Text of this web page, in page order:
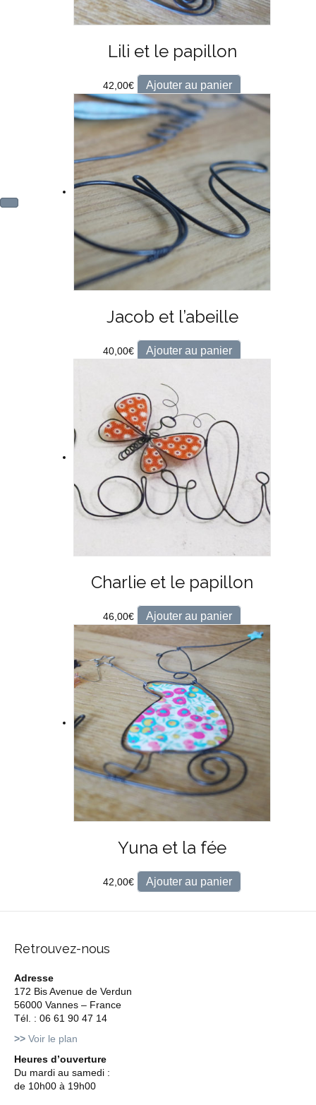
Lili et le papillon
42,00€ Ajouter au panier
Jacob et l’abeille
40,00€ Ajouter au panier
Charlie et le papillon
46,00€ Ajouter au panier
Yuna et la fée
42,00€ Ajouter au panier
Retrouvez-nous
Adresse
172 Bis Avenue de Verdun
56000 Vannes – France
Tél. : 06 61 90 47 14
>> Voir le plan
Heures d’ouverture
Du mardi au samedi :
de 10h00 à 19h00